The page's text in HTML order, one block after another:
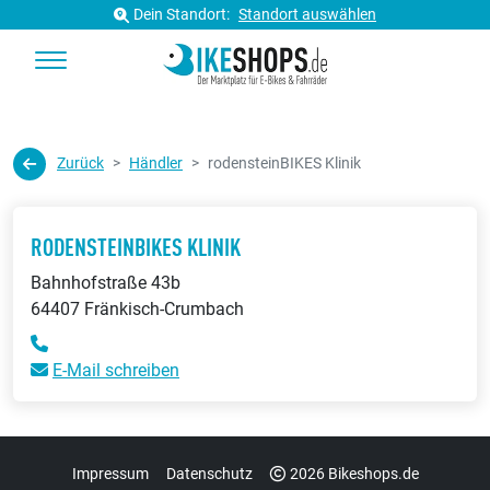
Dein Standort: Standort auswählen
Zurück Händler rodensteinBIKES Klinik
RODENSTEINBIKES KLINIK
Bahnhofstraße 43b
64407 Fränkisch-Crumbach
E-Mail schreiben
Impressum Datenschutz 2026 Bikeshops.de